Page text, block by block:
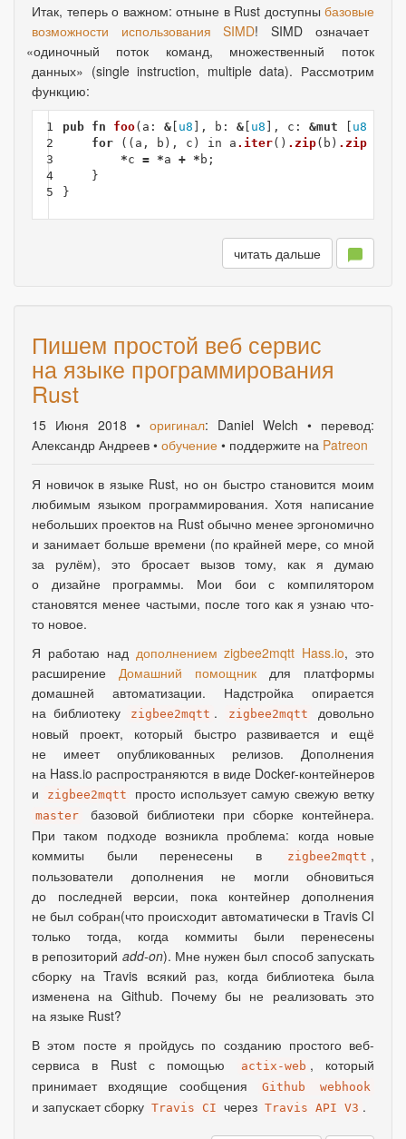
Итак, теперь о важном: отныне в Rust доступны базовые
возможности использования SIMD! SIMD означает
«одиночный поток команд,
множественный поток
данных» (single instruction, multiple data). Рассмотрим
функцию:
1
2
3
4
5
pub fn foo( a : &[ u8 ], b : &[ u8 ], c : &mut u8
for
(( a , b ), c ) in a .iter() .zip( b ) .zip(
*c = *a + * b ;
}
}
читать дальше
Пишем простой веб сервис
на языке программирования
Rust
15 Июня 2018 • оригинал: Daniel Welch • перевод:
Александр Андреев • обучение • поддержите на Patreon
Я новичок в языке Rust, но он быстро становится моим
любимым языком программирования. Хотя написание
небольших проектов на Rust обычно менее эргономично
и занимает больше времени (по крайней мере, со мной
за рулём), это бросает вызов тому,
как я думаю
о дизайне программы. Мои бои с компилятором
становятся менее частыми, после того как я узнаю что-
то новое.
Я работаю над дополнением zigbee2mqtt Hass.io, это
расширение Домашний помощник для платформы
домашней автоматизации. Надстройка опирается
на библиотеку
zigbee2mqtt . zigbee2mqtt
довольно
новый проект, который быстро развивается и ещё
не имеет опубликованных релизов. Дополнения
на Hass.io распространяются в виде Docker-контейнеров
и
zigbee2mqtt просто использует самую свежую ветку
master
базовой библиотеки при сборке контейнера.
При таком подходе возникла проблема: когда новые
коммиты были перенесены в
zigbee2mqtt ,
пользователи дополнения не могли обновиться
до последней версии,
пока контейнер дополнения
не был собран(что происходит автоматически в Travis CI
только тогда,
когда коммиты были перенесены
в репозиторий add-on). Мне нужен был способ запускать
сборку на Travis всякий раз, когда библиотека была
изменена на Github. Почему бы не реализовать это
на языке Rust?
В этом посте я пройдусь по созданию простого веб-
сервиса в Rust с помощью
actix-web , который
принимает входящие сообщения
Github webhook
и запускает сборку Travis CI через Travis API V3 .